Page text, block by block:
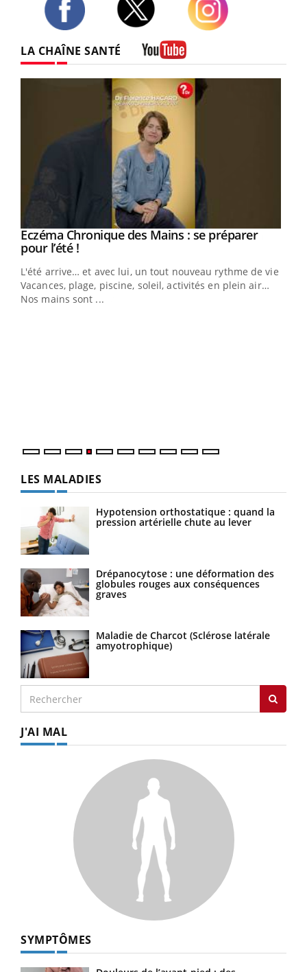
LA CHAÎNE SANTÉ
Youtube
Eczéma Chronique des Mains : se préparer
pour l’été !Youtube
L'été arrive… et avec lui, un tout nouveau rythme de vie !
Vacances, plage, piscine, soleil, activités en plein air…
Nos mains sont ...
LES MALADIES
Hypotension orthostatique : quand la
pression artérielle chute au lever
Drépanocytose : une déformation des
globules rouges aux conséquences
graves
Maladie de Charcot (Sclérose latérale
amyotrophique)
J'AI MAL
SYMPTÔMES